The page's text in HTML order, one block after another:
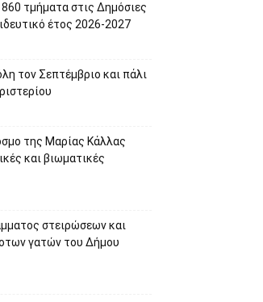
860 τμήματα στις Δημόσιες
έτος 2026-2027
τον Σεπτέμβριο και πάλι
της Μαρίας Κάλλας
και βιωματικές
στειρώσεων και
γατών του Δήμου